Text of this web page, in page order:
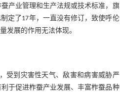
产业管理和生产法规或技术标准，旗
制定了17年，一直没有修订，致使呼伦
发展的作用无法体现。
受到灾害性天气、敌害和病害威胁严
于促进柞蚕产业发展、丰富柞蚕品种